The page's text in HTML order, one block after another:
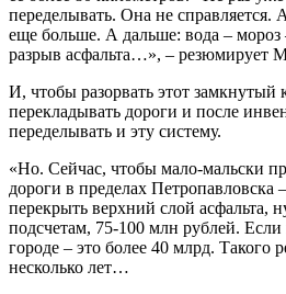
переделывать. Она не справляется.
еще больше. А дальше: вода – мороз
разрыв асфальта…», – резюмирует
И, чтобы разорвать этот
перекладывать дороги и после
переделывать и эту систему.
«Но. Сейчас, чтобы мало-мальски
дороги в пределах Петропавловска
перекрыть верхний слой асфальта,
подсчетам, 75-100 млн рублей.
городе – это более 40 млрд. Такого
несколько лет…